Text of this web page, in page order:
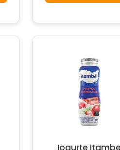
Iogurte Itambe